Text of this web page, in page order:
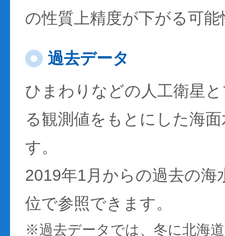
の性質上精度が下がる可
過去データ
ひまわりなどの人工衛星
る観測値をもとにした海
す。
2019年1月からの過去の海
位で参照できます。
※過去データでは、冬に北海